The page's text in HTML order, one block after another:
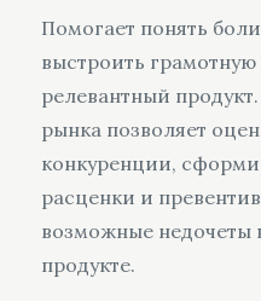
Помогает понять
выстроить
релевантный
рынка позволяет
конкуренции,
расценки и
возможные недочеты
продукте.